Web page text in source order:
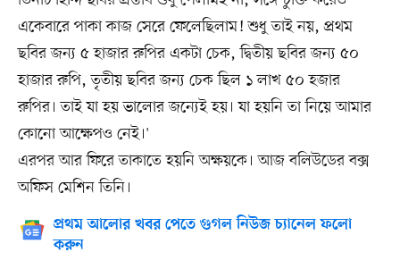
একেবারে পাকা কাজ সেরে ফেলেছিলাম! শুধু তাই নয়, প্রথম
ছবির জন্য ৫ হাজার রুপির একটা চেক, দ্বিতীয় ছবির জন্য ৫০
হাজার রুপি, তৃতীয় ছবির জন্য চেক ছিল ১ লাখ ৫০ হজার
রুপির। তাই যা হয় ভালোর জন্যেই হয়। যা হয়নি তা নিয়ে আমার
কোনো আক্ষেপও নেই।'
এরপর আর ফিরে তাকাতে হয়নি অক্ষয়কে। আজ বলিউডের বক্স
অফিস মেশিন তিনি।
প্রথম আলোর খবর পেতে গুগল নিউজ চ্যানেল ফলো
করুন